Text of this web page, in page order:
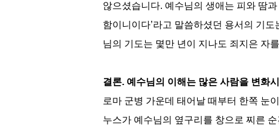
않으셨습니다. 예수님의 생애는 피와 땀
함이니이다’라고 말씀하셨던 용서의 기
님의 기도는 몇만 년 이 지나도 죄지은 자
결론. 예수님의 이해는 많은 사람을 변화
로마 군병 가운데 태어날 때부터 한쪽 눈
누스가 예수님의 옆구리를 창으로 찌른 순